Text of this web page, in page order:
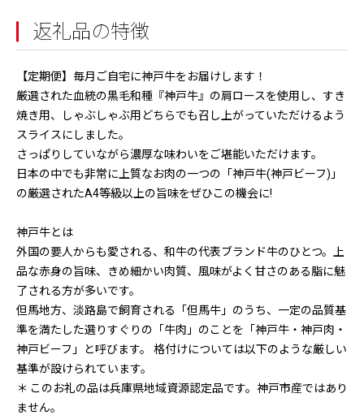
返礼品の特徴
【定期便】毎月ご自宅に神戸牛をお届けします！
厳選された血統の黒毛和種『神戸牛』の肩ロースを使用し、すき
焼き用、しゃぶしゃぶ用どちらでも召し上がっていただけるよう
スライスにしました。
さっぱりしていながら濃厚な味わいをご堪能いただけます。
日本の中でも非常に上質なお肉の一つの「神戸牛(神戸ビーフ)」
の厳選されたA4等級以上の旨味をぜひこの機会に!
神戸牛とは
外国の要人からも愛される、和牛の代表ブランド牛のひとつ。上
品な赤身の旨味、きめ細かい肉質、風味がよく甘さのある脂に魅
了される方が多いです。
但馬地方、淡路島で飼育される「但馬牛」のうち、一定の品質基
準を満たした選りすぐりの「牛肉」のことを「神戸牛・神戸肉・
神戸ビーフ」と呼びます。 格付けについては以下のような厳しい
基準が設けられています。
＊ このお礼の品は兵庫県地域資源認定品です。神戸市産ではあり
ません。